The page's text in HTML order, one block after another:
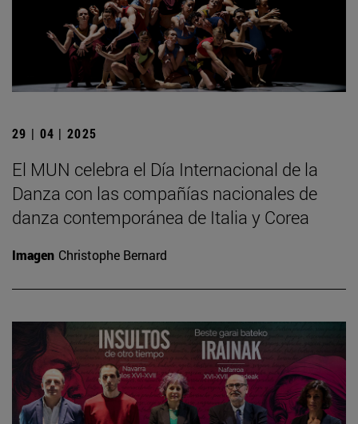
29 | 04 | 2025
El MUN celebra el Día Internacional de la
Danza con las compañías nacionales de
danza contemporánea de Italia y Corea
Imagen Christophe Bernard